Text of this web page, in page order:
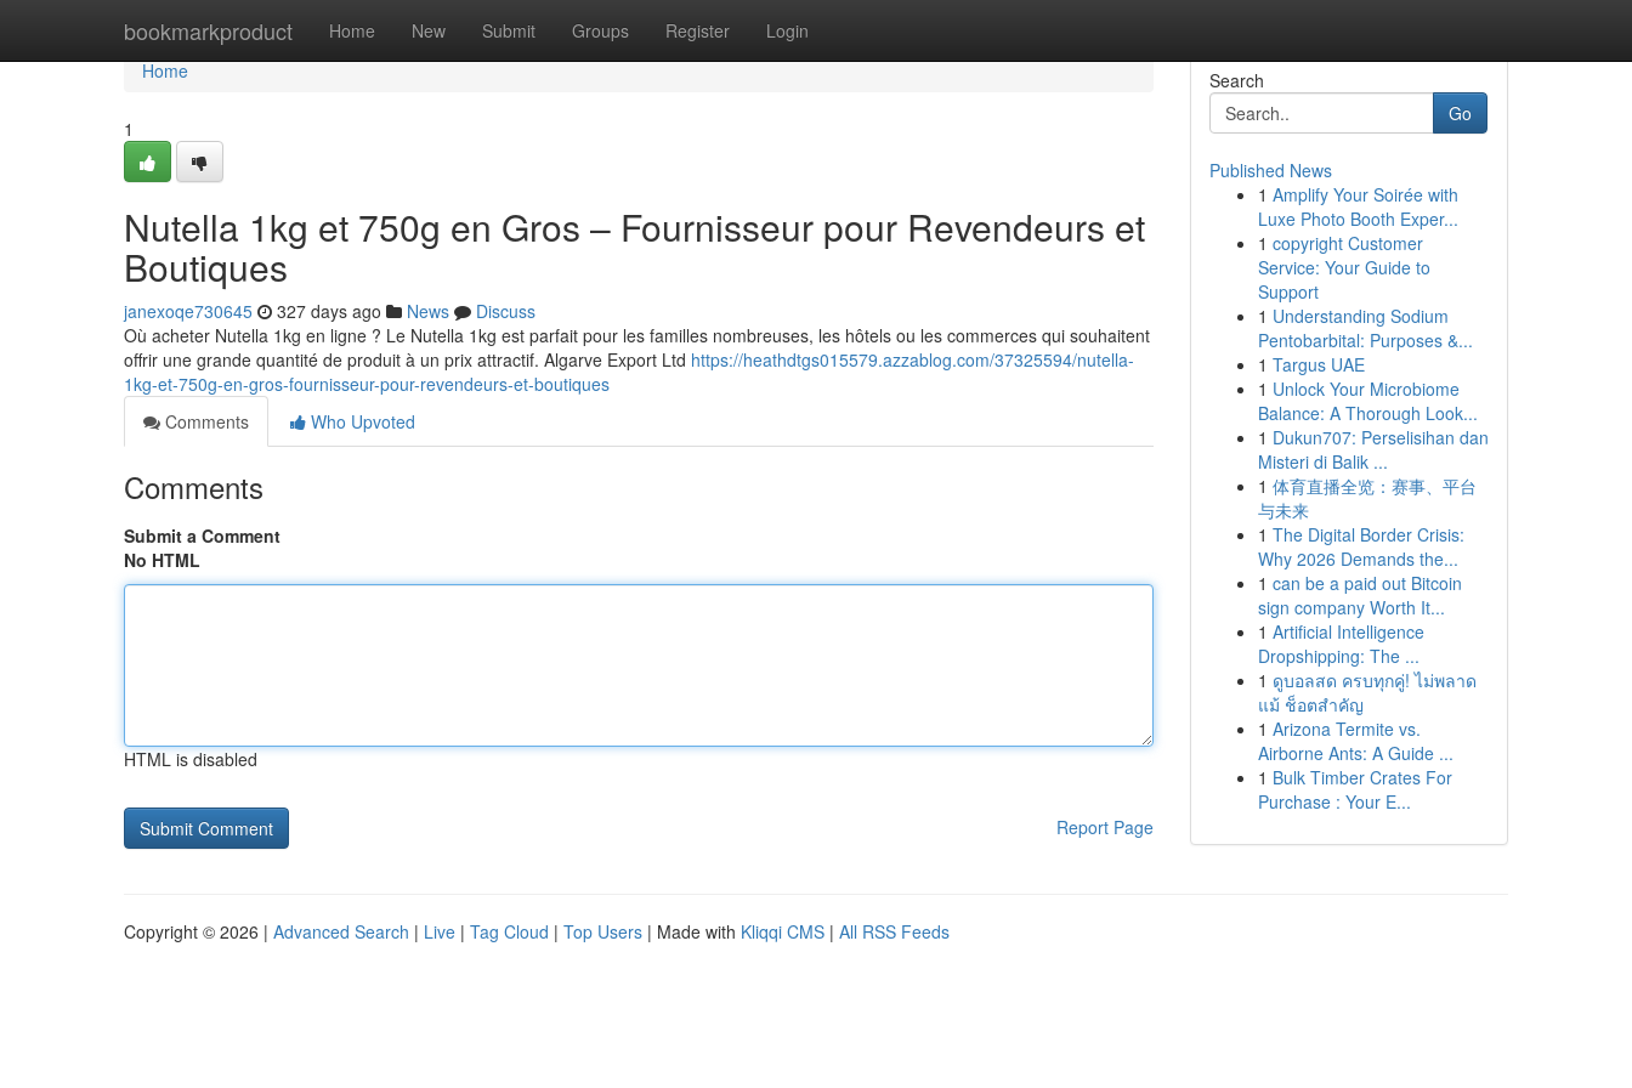
bookmarkproduct Home New Submit Groups Register Login
Home
Home
1
Nutella 1kg et 750g en Gros – Fournisseur pour Revendeurs et
Boutiques
janexoqe730645 327 days ago News
Discuss
Où acheter Nutella 1kg en ligne ? Le Nutella 1kg est parfait pour les familles nombreuses, les hôtels ou les commerces qui souhaitent
offrir une grande quantité de produit à un prix attractif. Algarve Export Ltd https://heathdtgs015579.azzablog.com/37325594/nutella-
1kg-et-750g-en-gros-fournisseur-pour-revendeurs-et-boutiques
Comments
Who Upvoted
Comments
Submit a Comment
No HTML
HTML is disabled
Report Page
Search
Go
Published News
1 Amplify Your Soirée with
Luxe Photo Booth Exper...
1 copyright Customer
Service: Your Guide to
Support
1 Understanding Sodium
Pentobarbital: Purposes &...
1 Targus UAE
1 Unlock Your Microbiome
Balance: A Thorough Look...
1 Dukun707: Perselisihan dan
Misteri di Balik ...
1 体育直播全览：赛事、平台
与未来
1 The Digital Border Crisis:
Why 2026 Demands the...
1 can be a paid out Bitcoin
sign company Worth It...
1 Artificial Intelligence
Dropshipping: The ...
1 ดูบอลสด ครบทุกคู่! ไม่พลาด
แม้ ช็อตสำคัญ
1 Arizona Termite vs.
Airborne Ants: A Guide ...
1 Bulk Timber Crates For
Purchase : Your E...
Copyright © 2026 | Advanced Search | Live | Tag Cloud | Top Users | Made with Kliqqi CMS | All RSS Feeds